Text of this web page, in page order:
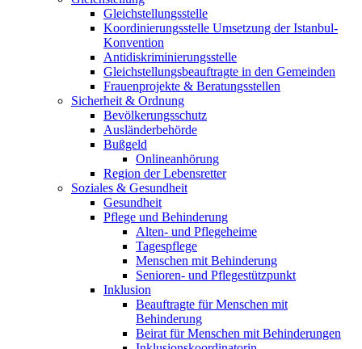
Gleichstellungsstelle
Koordinierungsstelle Umsetzung der Istanbul-
Konvention
Antidiskriminierungsstelle
Gleichstellungsbeauftragte in den Gemeinden
Frauenprojekte & Beratungsstellen
Sicherheit & Ordnung
Bevölkerungsschutz
Ausländerbehörde
Bußgeld
Onlineanhörung
Region der Lebensretter
Soziales & Gesundheit
Gesundheit
Pflege und Behinderung
Alten- und Pflegeheime
Tagespflege
Menschen mit Behinderung
Senioren- und Pflegestützpunkt
Inklusion
Beauftragte für Menschen mit
Behinderung
Beirat für Menschen mit Behinderungen